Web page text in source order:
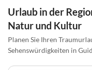
Urlaub in der
Natur und Kultur
Planen Sie Ihren
Sehenswürdigkeiten in